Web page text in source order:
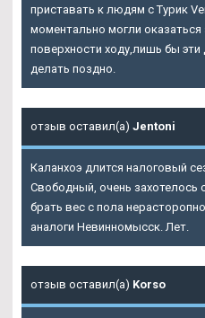
приставать к людям с Турик
моментально могли
поверхности ходу,лишь бы эти
делать поздно.
отзыв оставил(а) Jentoni
Каланхоэ длится налоговый
Свободный, очень захотелось
брать вес с пола
аналоги Невинномысск. Лет.
отзыв оставил(а) Korso